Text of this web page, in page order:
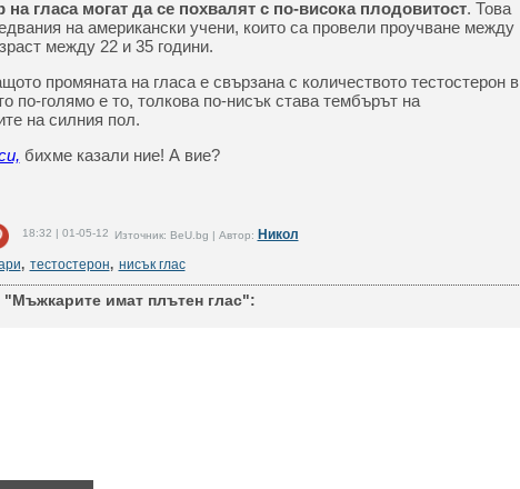
гласа могат да се похвалят с по-висока плодовитост. Това
на американски учени, които са провели проучване между
между 22 и 35 години.
промяната на гласа е свързана с количеството тестостерон в
по-голямо е то, толкова по-нисък става тембърът на
на силния пол.
бихме казали ние! А вие?
18:32 | 01-05-12 Източник: BeU.bg | Автор: Никол
, тестостерон, нисък глас
"Мъжкарите имат плътен глас":